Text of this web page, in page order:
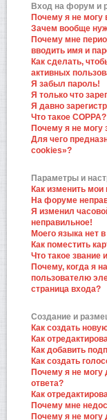
Вход на форум и
Почему я не могу
Зачем вообще
Почему мне
вводить имя и
Как сделать,
активных
Я забыл пароль!
Я только что
Я давно
Что такое COPPA?
Почему я не могу
Для чего
cookies»?
Параметры и
Как изменить мои
На форуме
Я изменил
неправильное!
Моего языка нет в
Как поместить
Что такое звание
Почему, когда я
пользователю
страница входа?
Создание и
Как создать
Как
Как добавить
Как создать
Почему я не могу
ответа?
Как
Почему мне
Почему я не могу